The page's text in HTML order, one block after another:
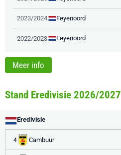
2023/2024 Feyenoord
2022/2023 Feyenoord
Meer info
Stand Eredivisie 2026/2027
Eredivisie
4 Cambuur